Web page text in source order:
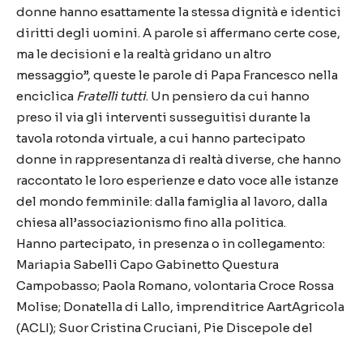
donne hanno esattamente la stessa dignità e identici
diritti degli uomini. A parole si affermano certe cose,
ma le decisioni e la realtà gridano un altro
messaggio”, queste le parole di Papa Francesco nella
enciclica Fratelli tutti. Un pensiero da cui hanno
preso il via gli interventi susseguitisi durante la
tavola rotonda virtuale, a cui hanno partecipato
donne in rappresentanza di realtà diverse, che hanno
raccontato le loro esperienze e dato voce alle istanze
del mondo femminile: dalla famiglia al lavoro, dalla
chiesa all’associazionismo fino alla politica.
Hanno partecipato, in presenza o in collegamento:
Mariapia Sabelli Capo Gabinetto Questura
Campobasso; Paola Romano, volontaria Croce Rossa
Molise; Donatella di Lallo, imprenditrice AartAgricola
(ACLI); Suor Cristina Cruciani, Pie Discepole del